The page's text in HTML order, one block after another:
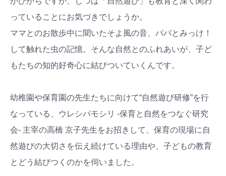
っていることにお気づきでしょうか。
ママとのお散歩中に聞いたそよ風の音、パパとみっけ！
して触れた虫の記憶。そんな自然とのふれあいが、子ど
もたちの知的好奇心に結びついていくんです。
幼稚園や保育園の先生たちに向けて“自然遊び研修”を行
なっている、ウレシパモシリ -保育と自然をつなぐ研究
会- 主宰の高橋 京子先生をお招きして、保育の現場に自
然遊びの大切さを伝え続けている理由や、子どもの教育
とどう結びつくのかを伺いました。